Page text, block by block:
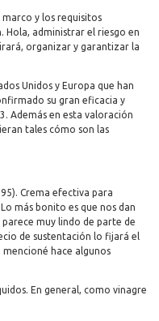
y los requisitos
Hola, administrar el riesgo en
organizar y garantizar la
Unidos y Europa que han
su gran eficacia y
Además en esta valoración
tales cómo son las
Crema efectiva para
más bonito es que nos dan
muy lindo de parte de
de sustentación lo fijará el
hace algunos
En general, como vinagre